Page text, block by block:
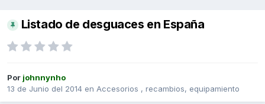
Listado de desguaces en España
Por johnnynho
13 de Junio del 2014 en Accesorios , recambios, equipamiento